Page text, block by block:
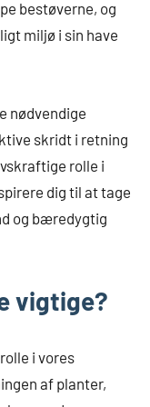
bestøverne, og
miljø i sin have
nødvendige
skridt i retning
rolle i
dig til at tage
og bæredygtig
vigtige?
i vores
af planter,